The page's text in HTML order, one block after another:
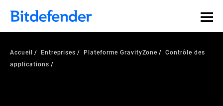
Accueil Entreprises Plateforme GravityZone
Contrôle des
applications